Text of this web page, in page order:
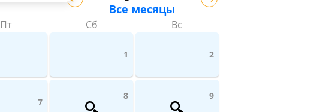
Все месяцы
Пт Сб Вс
1 2
7
8 9